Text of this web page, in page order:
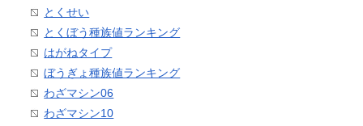
とくせい
とくぼう種族値ランキング
はがねタイプ
ぼうぎょ種族値ランキング
わざマシン06
わざマシン10